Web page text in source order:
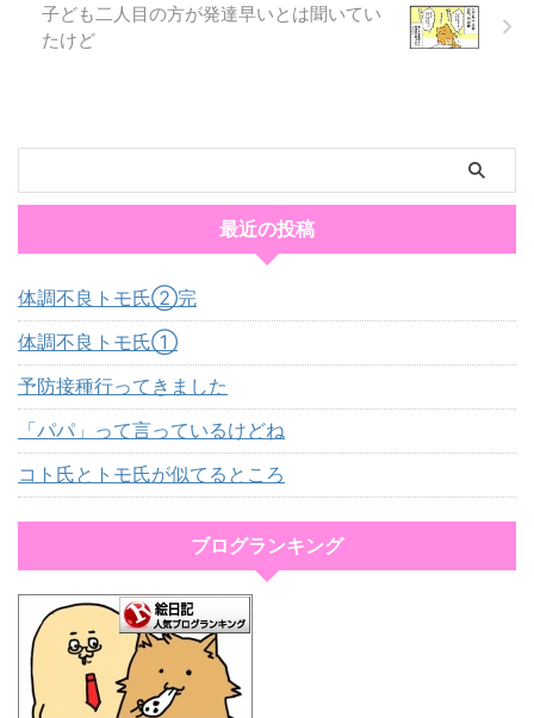
子ども二人目の方が発達早いとは聞いてい
たけど
最近の投稿
体調不良トモ氏②完
体調不良トモ氏①
予防接種行ってきました
「パパ」って言っているけどね
コト氏とトモ氏が似てるところ
ブログランキング